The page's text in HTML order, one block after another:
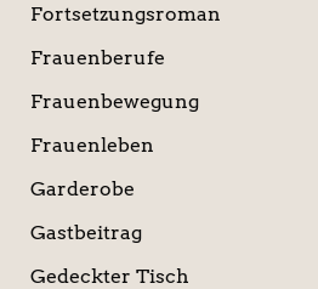
Fortsetzungsroman
Frauenberufe
Frauenbewegung
Frauenleben
Garderobe
Gastbeitrag
Gedeckter Tisch